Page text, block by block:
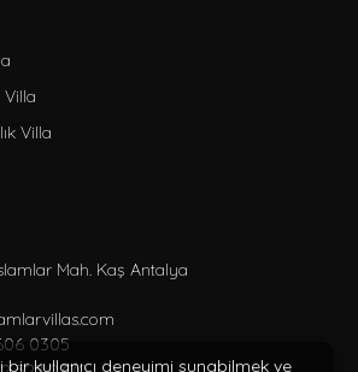
Villa
Villa
Mah. Kaş Antalya
0305
kullanıcı deneyimi sunabilmek ve